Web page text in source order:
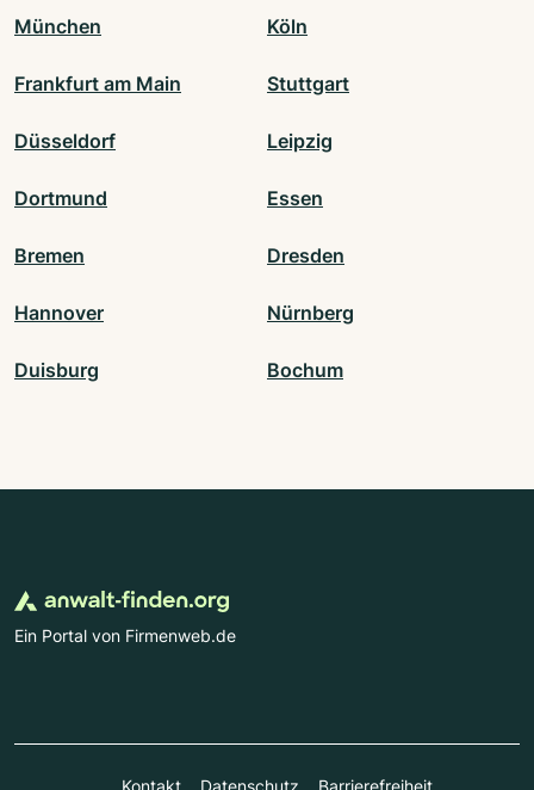
München Köln
Frankfurt am Main Stuttgart
Düsseldorf Leipzig
Dortmund Essen
Bremen Dresden
Hannover Nürnberg
Duisburg Bochum
Ein Portal von Firmenweb.de
Kontakt Datenschutz Barrierefreiheit